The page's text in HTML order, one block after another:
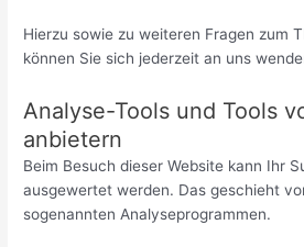
Hierzu sowie zu weiteren Fragen zum
können Sie sich jederzeit an uns
Analyse-Tools und Tools
anbietern
Beim Besuch dieser Website kann Ihr
ausgewertet werden. Das geschieht
sogenannten Analyseprogrammen.